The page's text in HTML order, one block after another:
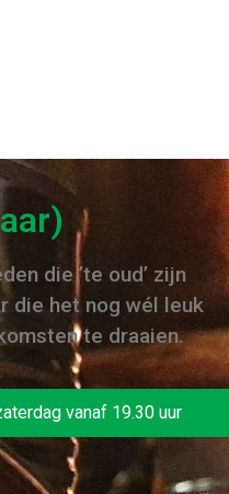
die ’te oud’ zijn
die het nog wél leuk
te draaien.
vanaf 19.30 uur